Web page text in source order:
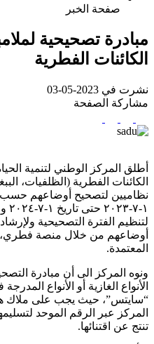
صفحة الخبر
مبادرة تصحيحية
الكائنات الفطرية
نشرت في 2023-05-03
مشاركة الصفحة
أطلق المركز الوطني لتنمية
الكائنات الفطرية (الظلفيات،
نظاميين لتصحيح أوضاعهم حسب
لتنظيم الفترة التصحيحية
أوضاعهم من خلال منصة
المعتمدة.
ونوه المركز الى أن مبادرة
الأنواع الغازية أو الأنواع
“سايتس”، حيث يجب على ملاك
المركز عبر الرقم الموحد
تنتج عن اقتنائها.